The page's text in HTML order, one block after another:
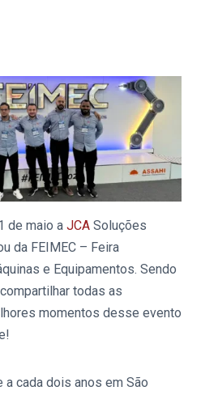
de maio a JCASoluções
da FEIMEC – Feira
e Equipamentos. Sendo
todas as
momentos desse evento
cada dois anos em São